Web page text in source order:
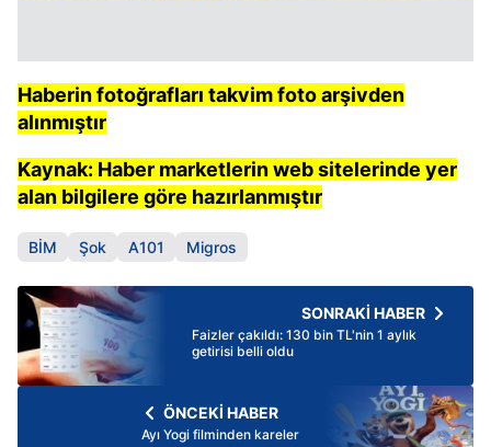
Haberin fotoğrafları takvim foto arşivden
alınmıştır
Kaynak: Haber marketlerin web sitelerinde yer
alan bilgilere göre hazırlanmıştır
BİM Şok A101 Migros
SONRAKİ HABER
Faizler çakıldı: 130 bin TL'nin 1 aylık
getirisi belli oldu
ÖNCEKİ HABER
Ayı Yogi filminden kareler